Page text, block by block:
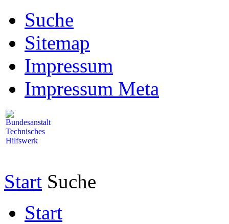
Suche
Sitemap
Impressum
Impressum Meta
Start Suche
Start